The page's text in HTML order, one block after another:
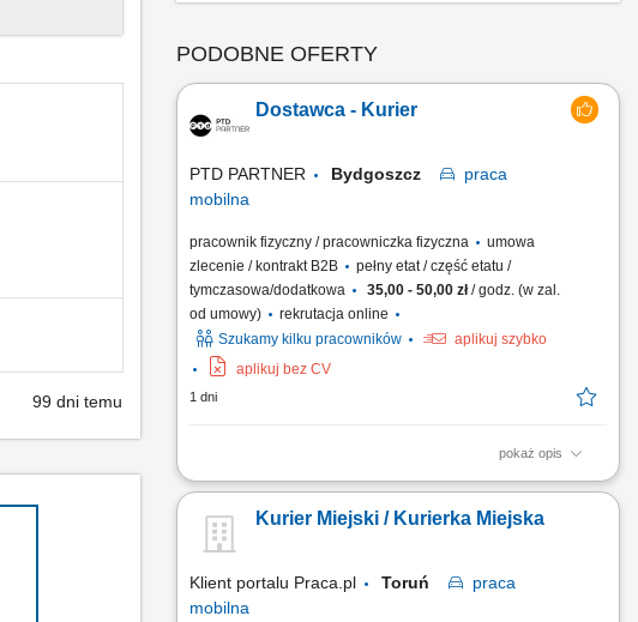
99 dni temu
PODOBNE OFERTY
Dostawca - Kurier
PTD PARTNER Bydgoszcz
praca
mobilna
pracownik fizyczny / pracowniczka fizyczna
umowa
zlecenie / kontrakt B2B
pełny etat / część etatu /
tymczasowa/dodatkowa
35,00 - 50,00 zł/ godz. (w zal.
od umowy)
rekrutacja online
Szukamy kilku pracowników
aplikuj szybko
aplikuj bez CV
1 dni
pokaż opis
Zakres obowiązków Odbieranie i dostarczanie
ewentualnymi uszkodzeniami; Utrzymywanie dobrych relacji z
klientami;
Kurier Miejski / Kurierka Miejska
Klient portalu Praca.pl Toruń
praca
mobilna